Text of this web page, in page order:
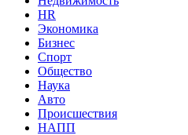
HR
Экономика
Бизнес
Спорт
Общество
Наука
Авто
Происшествия
НАПП